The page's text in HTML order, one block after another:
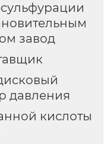
завод
давления
кислоты